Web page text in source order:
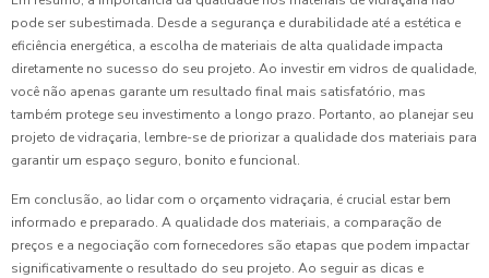
pode ser subestimada. Desde a segurança e durabilidade até a estética e
eficiência energética, a escolha de materiais de alta qualidade impacta
diretamente no sucesso do seu projeto. Ao investir em vidros de qualidade,
você não apenas garante um resultado final mais satisfatório, mas
também protege seu investimento a longo prazo. Portanto, ao planejar seu
projeto de vidraçaria, lembre-se de priorizar a qualidade dos materiais para
garantir um espaço seguro, bonito e funcional.
Em conclusão, ao lidar com o orçamento vidraçaria, é crucial estar bem
informado e preparado. A qualidade dos materiais, a comparação de
preços e a negociação com fornecedores são etapas que podem impactar
significativamente o resultado do seu projeto. Ao seguir as dicas e